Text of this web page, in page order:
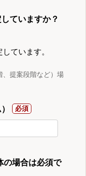
ていますか？
ています。
提案段階など）場
場合は必須で